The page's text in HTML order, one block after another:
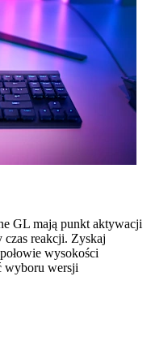
GL mają punkt aktywacji
czas reakcji. Zyskaj
wysokości
wyboru wersji